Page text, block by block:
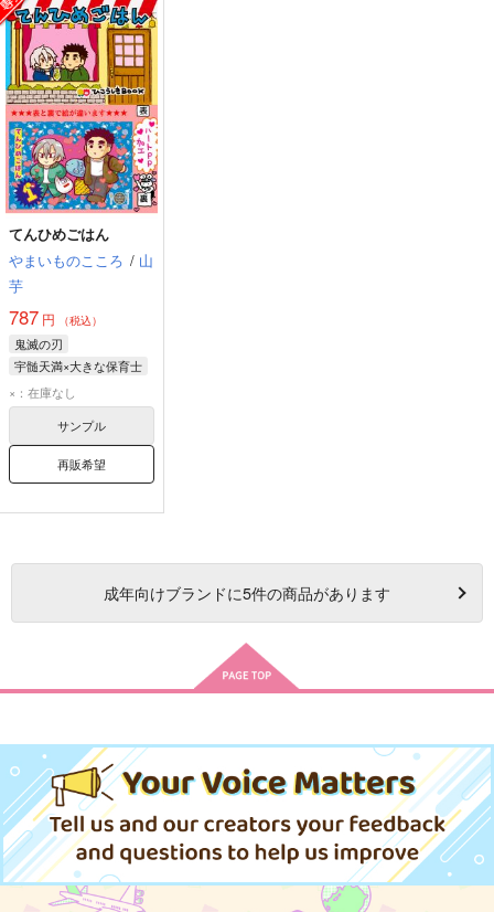
てんひめごはん
やまいものこころ / 山
芋
787 円 （税込）
鬼滅の刃
宇髄天満×大きな保育士
宇髄天満
大きな保育士
×：在庫なし
サンプル
再販希望
成年向けブランドに5件の商品があります